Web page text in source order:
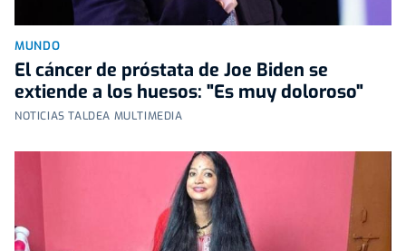
MUNDO
El cáncer de próstata de Joe Biden se
extiende a los huesos: "Es muy doloroso"
NOTICIAS TALDEA MULTIMEDIA